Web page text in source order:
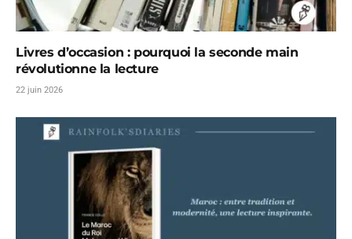
Livres d’occasion : pourquoi la seconde main
révolutionne la lecture
22 juin 2026